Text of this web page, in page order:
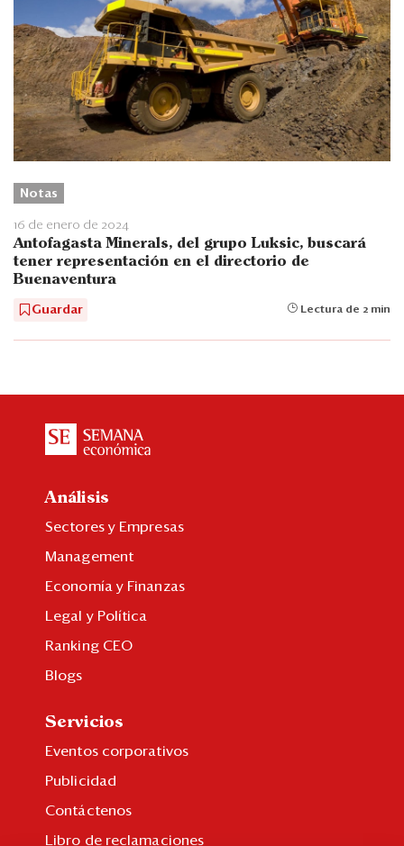
Notas
16 de enero de 2024
Antofagasta Minerals, del grupo Luksic, buscará
tener representación en el directorio de
Buenaventura
Guardar Lectura de 2 min
Análisis
Sectores y Empresas
Management
Economía y Finanzas
Legal y Política
Ranking CEO
Blogs
Servicios
Eventos corporativos
Publicidad
Contáctenos
Libro de reclamaciones